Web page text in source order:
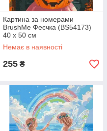
Картина за номерами
BrushMe Феєчка (BS54173)
40 х 50 см
Немає в наявності
255 ₴